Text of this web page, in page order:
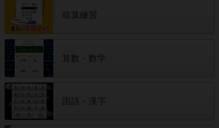
暗算練習
算数・数学
国語・漢字